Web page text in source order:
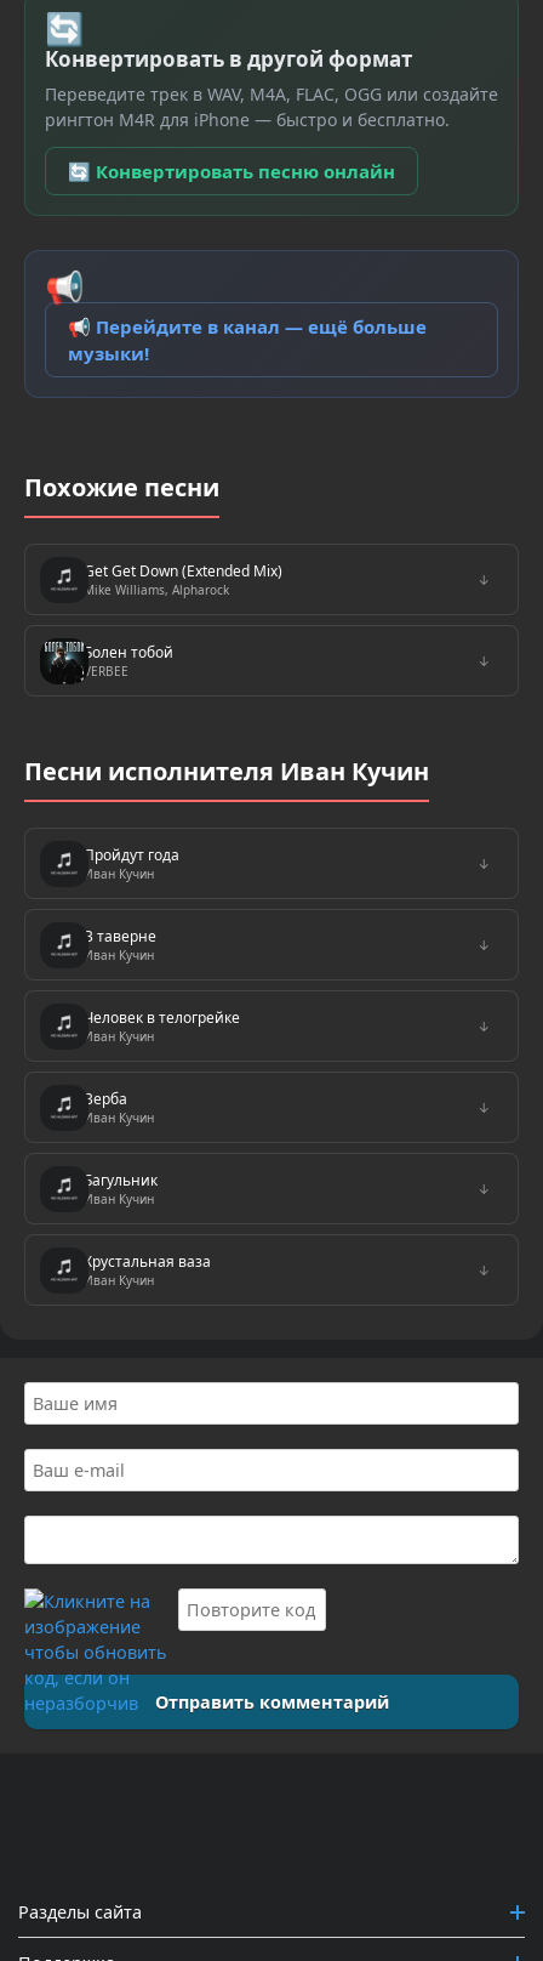
🔄
Конвертировать в другой формат
Переведите трек в WAV, M4A, FLAC, OGG или создайте
рингтон M4R для iPhone — быстро и бесплатно.
🔄 Конвертировать песню онлайн
📢
📢 Перейдите в канал — ещё больше
музыки!
Похожие песни
Get Get Down (Extended Mix)
Mike Williams, Alpharock
↓
Болен тобой
VERBEE
↓
Песни исполнителя Иван Кучин
Пройдут года
Иван Кучин
↓
В таверне
Иван Кучин
↓
Человек в телогрейке
Иван Кучин
↓
Верба
Иван Кучин
↓
Багульник
Иван Кучин
↓
Хрустальная ваза
Иван Кучин
↓
Отправить комментарий
Разделы сайта